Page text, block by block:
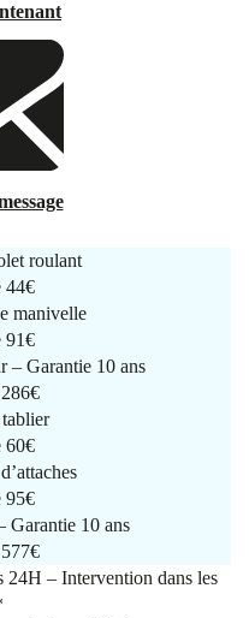
roulant
44€
manivelle
91€
– Garantie 10 ans
60€
95€
Garantie 10 ans
24H – Intervention dans les